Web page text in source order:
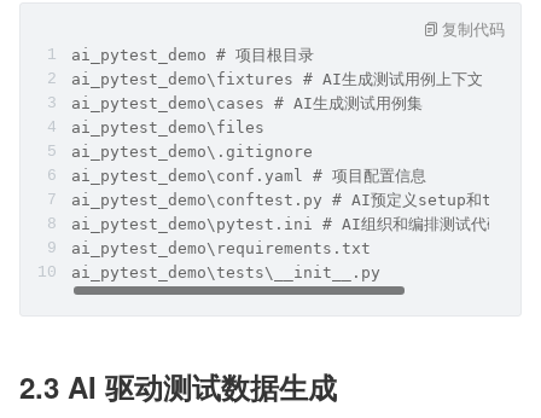
ai_pytest_demo # 项目根目录
ai_pytest_demo\fixtures # AI生成测试用例上下文
ai_pytest_demo\cases # AI生成测试用例集
ai_pytest_demo\files
ai_pytest_demo\.gitignore
ai_pytest_demo\conf.yaml # 项目配置信息
ai_pytest_demo\conftest.py # AI预定义setup和
ai_pytest_demo\pytest.ini # AI组织和编排测试代码
ai_pytest_demo\requirements.txt
ai_pytest_demo\tests\__init__.py
复制代码
2.3 AI 驱动测试数据生成